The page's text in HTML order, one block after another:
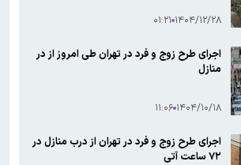
۱۴۰۴/۱۲/۲۸ ۰۱:۲۱
اجرای طرح زوج و فرد در تهران طی امروز از در
منازل
۱۴۰۴/۱۰/۱۸ ۱۱:۰۶
اجرای طرح زوج و فرد در تهران از درب منازل در
۷۲ ساعت آتی